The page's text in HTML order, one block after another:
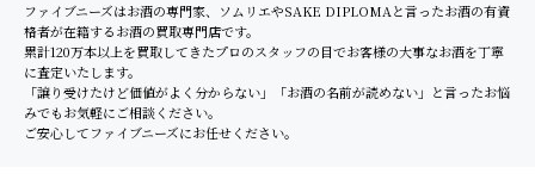
ファイブニーズはお酒の専門家、ソムリエやSAKE DIPLOMAと言ったお酒の有資
格者が在籍するお酒の買取専門店です。
累計120万本以上を買取してきたプロのスタッフの目でお客様の大事なお酒を丁寧
に査定いたします。
「譲り受けたけど価値がよく分からない」「お酒の名前が読めない」と言ったお悩
みでもお気軽にご相談ください。
ご安心してファイブニーズにお任せください。